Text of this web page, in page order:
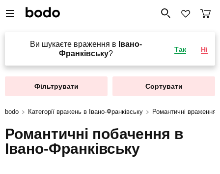
Ви шукаєте враження в Івано-
Франківську?
Так Ні
Фільтрувати Сортувати
bodo Категорії вражень в Івано-Франківську Романтичні враження
Романтичні побачення в
Івано-Франківську